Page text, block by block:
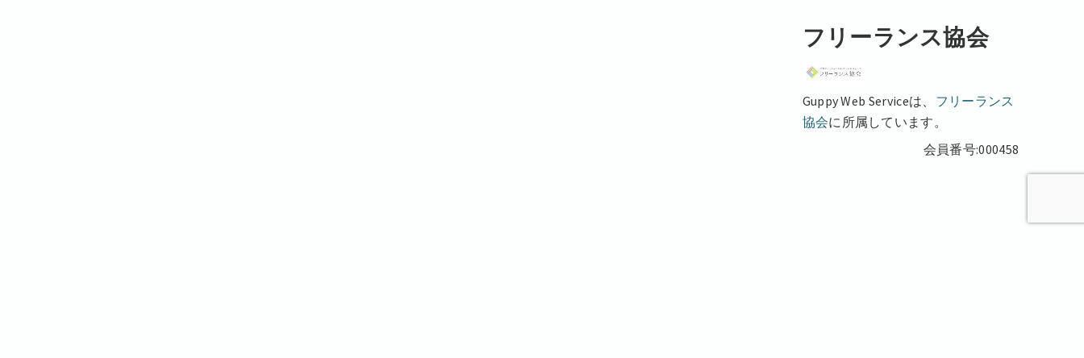
フリーランス協会
Guppy Web Serviceは、 フリーランス
協会に所属しています。
会員番号:000458